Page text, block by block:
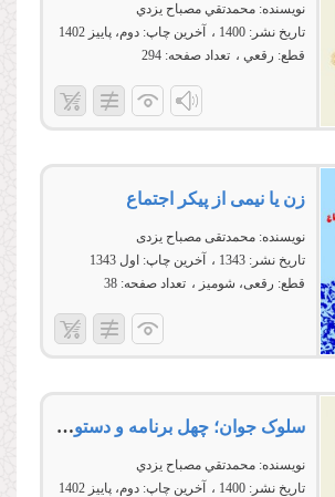
نویسنده: محمدتقي مصباح يزدي
تاریخ نشر: 1400 آخرین چاپ: دوم، پاییز 1402
قطع: رقعي تعداد صفحه: 294
زن یا نیمى از پیكر اجتماع
نویسنده: محمدتقی مصباح یزدی
تاریخ نشر: 1343 آخرین چاپ: اول 1343
قطع: رقعی، شومیز تعداد صفحه: 38
سلوک جوان؛ چهل برنامه و دستورالعمل اخلاقی، عرفانی، اعتقادی و اجتماعی
نویسنده: محمدتقي مصباح يزدي
تاریخ نشر: 1400 آخرین چاپ: دوم، پاییز 1402